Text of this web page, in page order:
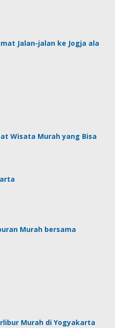
Jalan-jalan ke Jogja ala
Wisata Murah yang Bisa
Murah bersama
Murah di Yogyakarta